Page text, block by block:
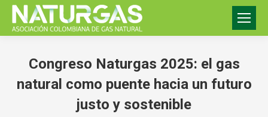
Congreso Naturgas 2025: el gas
natural como puente hacia un futuro
justo y sostenible